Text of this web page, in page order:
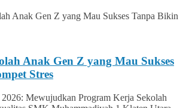
Anak Gen Z yang Mau Sukses
Stres